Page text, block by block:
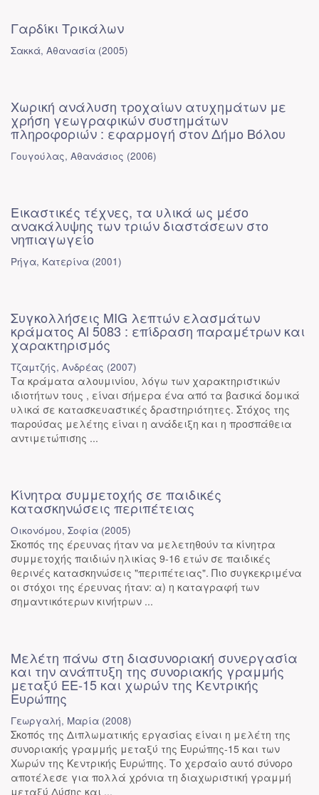
Γαρδίκι Τρικάλων
Σακκά, Αθανασία (2005)
Χωρική ανάλυση τροχαίων ατυχημάτων με
χρήση γεωγραφικών συστημάτων
πληροφοριών : εφαρμογή στον Δήμο Βόλου
Γουγούλας, Αθανάσιος (2006)
Εικαστικές τέχνες, τα υλικά ως μέσο
ανακάλυψης των τριών διαστάσεων στο
νηπιαγωγείο
Ρήγα, Κατερίνα (2001)
Συγκολλήσεις MIG λεπτών ελασμάτων
κράματος Al 5083 : επίδραση παραμέτρων και
χαρακτηρισμός
Τζαμτζής, Ανδρέας (2007)
Τα κράματα αλουμινίου, λόγω των χαρακτηριστικών
ιδιοτήτων τους , είναι σήμερα ένα από τα βασικά δομικά
υλικά σε κατασκευαστικές δραστηριότητες. Στόχος της
παρούσας μελέτης είναι η ανάδειξη και η προσπάθεια
αντιμετώπισης ...
Κίνητρα συμμετοχής σε παιδικές
κατασκηνώσεις περιπέτειας
Οικονόμου, Σοφία (2005)
Σκοπός της έρευνας ήταν να μελετηθούν τα κίνητρα
συμμετοχής παιδιών ηλικίας 9-16 ετών σε παιδικές
θερινές κατασκηνώσεις "περιπέτειας". Πιο συγκεκριμένα
οι στόχοι της έρευνας ήταν: α) η καταγραφή των
σημαντικότερων κινήτρων ...
Μελέτη πάνω στη διασυνοριακή συνεργασία
και την ανάπτυξη της συνοριακής γραμμής
μεταξύ ΕΕ-15 και χωρών της Κεντρικής
Ευρώπης
Γεωργαλή, Μαρία (2008)
Σκοπός της Διπλωματικής εργασίας είναι η μελέτη της
συνοριακής γραμμής μεταξύ της Ευρώπης-15 και των
Χωρών της Κεντρικής Ευρώπης. Το χερσαίο αυτό σύνορο
αποτέλεσε για πολλά χρόνια τη διαχωριστική γραμμή
μεταξύ Δύσης και ...